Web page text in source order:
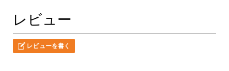
レビュー
レビューを書く